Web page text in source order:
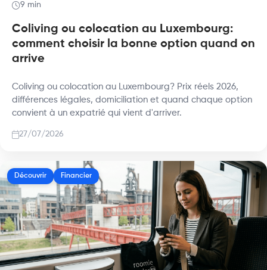
9 min
Coliving ou colocation au Luxembourg:
comment choisir la bonne option quand on
arrive
Coliving ou colocation au Luxembourg? Prix réels 2026,
différences légales, domiciliation et quand chaque option
convient à un expatrié qui vient d'arriver.
27/07/2026
Découvrir Financier